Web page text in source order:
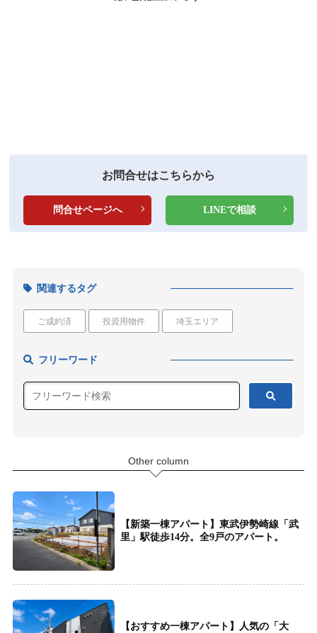
お問合せはこちらから
問合せページへ LINEで相談
関連するタグ
ご成約済 投資用物件 埼玉エリア
フリーワード
Other column
【新築一棟アパート】東武伊勢崎線「武
里」駅徒歩14分。全9戸のアパート。
【おすすめ一棟アパート】人気の「大